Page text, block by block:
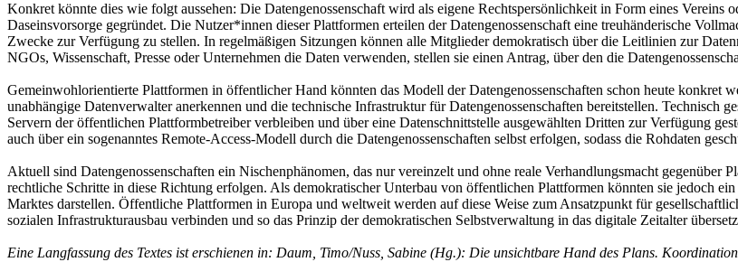
Konkret könnte dies wie folgt aussehen: Die Datengenossenschaft wird als eigene Rechtspersönlichkeit in Form eines Vereins
Daseinsvorsorge gegründet. Die Nutzer*innen dieser Plattformen erteilen der Datengenossenschaft eine treuhänderische
Zwecke zur Verfügung zu stellen. In regelmäßigen Sitzungen können alle Mitglieder demokratisch über die Leitlinien zur
NGOs, Wissenschaft, Presse oder Unternehmen die Daten verwenden, stellen sie einen Antrag, über den die
Gemeinwohlorientierte Plattformen in öffentlicher Hand könnten das Modell der Datengenossenschaften schon heute kon­kret
unabhängige Datenverwalter anerkennen und die technische Infrastruktur für Datengenossenschaften bereitstellen. Technisch
Servern der öffentlichen Plattformbetreiber verbleiben und über eine Datenschnittstelle ausgewählten Dritten zur Verfügung
auch über ein sogenanntes Remote-Access-Modell durch die Datengenossenschaften selbst erfolgen, sodass die Rohdaten
Aktuell sind Datengenossenschaften ein Nischenphänomen, das nur vereinzelt und ohne reale Verhandlungsmacht gegenüber
rechtliche Schritte in diese Richtung erfolgen. Als demokratischer Unterbau von öffentlichen Plattformen könnten sie jedoch
Marktes darstellen. Öffentliche Plattformen in Europa und weltweit werden auf diese Weise zum Ansatzpunkt für
sozialen Infrastrukturausbau verbinden und so das Prinzip der demokratischen Selbstverwaltung in das digitale Zeitalter
Eine Langfassung des Textes ist erschienen in: Daum, Timo/Nuss, Sabine (Hg.): Die unsichtbare Hand des Plans.